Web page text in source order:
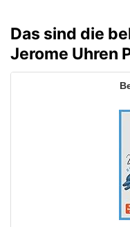
Das sind die
Jerome Uhren